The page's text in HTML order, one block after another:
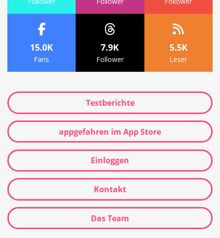
15.0K
Fans
7.9K
Follower
5.5K
Leser
Testberichte
appgefahren im App Store
Einloggen
Kontakt
Das Team